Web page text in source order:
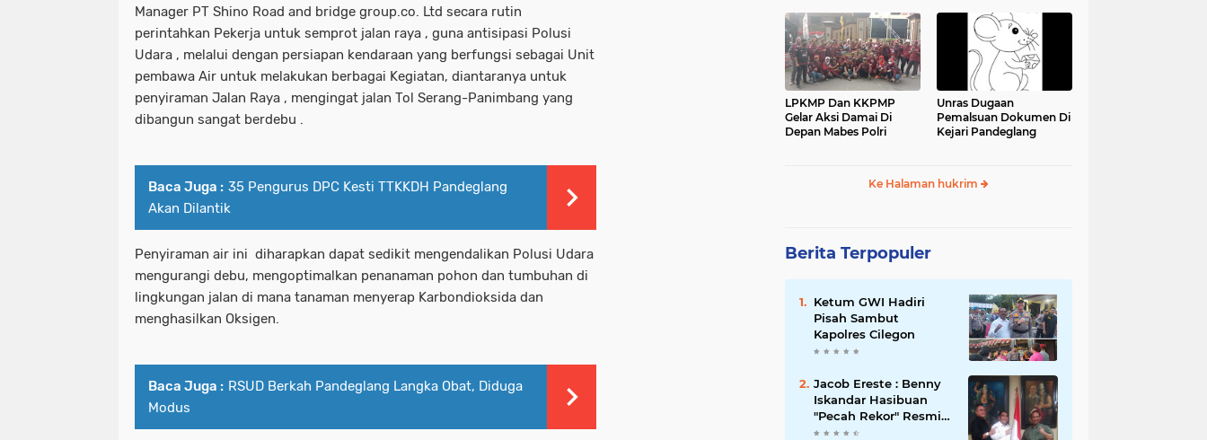
Manager PT Shino Road and bridge group.co. Ltd secara rutin
perintahkan Pekerja untuk semprot jalan raya , guna antisipasi Polusi
Udara , melalui dengan persiapan kendaraan yang berfungsi sebagai Unit
pembawa Air untuk melakukan berbagai Kegiatan, diantaranya untuk
penyiraman Jalan Raya , mengingat jalan Tol Serang-Panimbang yang
dibangun sangat berdebu .
Baca Juga : 35 Pengurus DPC Kesti TTKKDH Pandeglang
Akan Dilantik
Penyiraman air ini diharapkan dapat sedikit mengendalikan Polusi Udara
mengurangi debu, mengoptimalkan penanaman pohon dan tumbuhan di
lingkungan jalan di mana tanaman menyerap Karbondioksida dan
menghasilkan Oksigen.
Baca Juga : RSUD Berkah Pandeglang Langka Obat, Diduga
Modus
Kemana Kepala DPMPD
LPKMP Dan KKPMP
Gelar Aksi Damai Di
Depan Mabes Polri
Unras Dugaan
Pemalsuan Dokumen Di
Kejari Pandeglang
Ke Halaman hukrim
Berita Terpopuler
Ketum GWI Hadiri
Pisah Sambut
Kapolres Cilegon
Jacob Ereste : Benny
Iskandar Hasibuan
"Pecah Rekor" Resmi
menyandang Bintang